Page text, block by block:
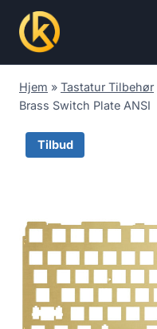
content
Hjem » Tastatur Tilbehør
Brass Switch Plate ANSI
Tilbud